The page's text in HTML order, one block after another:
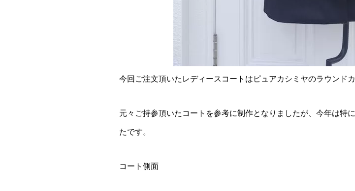
今回ご注文頂いたレディースコートはピュアカシミヤのラウンドカ
元々ご持参頂いたコートを参考に制作となりましたが、今年は特
たです。
コート側面